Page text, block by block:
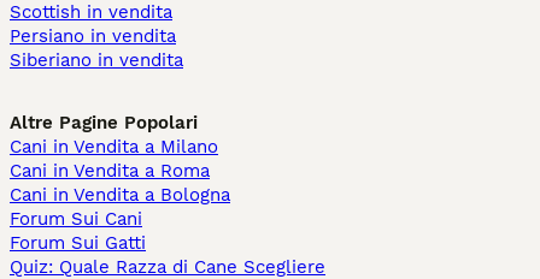
Scottish in vendita
Persiano in vendita
Siberiano in vendita
Altre Pagine Popolari
Cani in Vendita a Milano
Cani in Vendita a Roma
Cani in Vendita a Bologna
Forum Sui Cani
Forum Sui Gatti
Quiz: Quale Razza di Cane Scegliere